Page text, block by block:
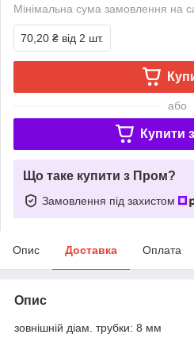
Мінімальна сума замовлення на
70,20 ₴ від 2 шт.
або
Купити з
Що таке купити з Пром?
Замовлення під захистом
Опис Доставка Оплата
Опис
зовнішній діам. трубки: 8 мм